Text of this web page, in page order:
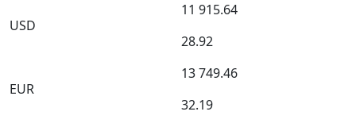
USD
11 915.64
28.92
EUR
13 749.46
32.19